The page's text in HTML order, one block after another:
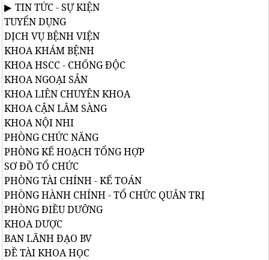
TIN TỨC - SỰ KIỆN
TUYỂN DỤNG
DỊCH VỤ BỆNH VIỆN
KHOA KHÁM BỆNH
KHOA HSCC - CHỐNG ĐỘC
KHOA NGOẠI SẢN
KHOA LIÊN CHUYÊN KHOA
KHOA CẬN LÂM SÀNG
KHOA NỘI NHI
PHÒNG CHỨC NĂNG
PHÒNG KẾ HOẠCH TỔNG HỢP
SƠ ĐỒ TỔ CHỨC
PHÒNG TÀI CHÍNH - KẾ TOÁN
PHÒNG HÀNH CHÍNH - TỔ CHỨC QUẢN TRỊ
PHÒNG ĐIỀU DƯỠNG
KHOA DƯỢC
BAN LÃNH ĐẠO BV
ĐỀ TÀI KHOA HỌC